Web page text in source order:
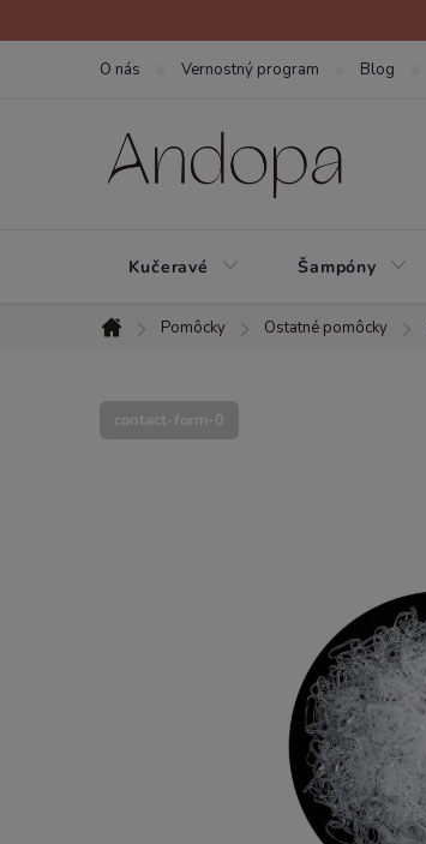
na
O nás Vernostný program Blog
Kučeravé Šampóny
Domov
Pomôcky Ostatné pomôcky
contact-form-0